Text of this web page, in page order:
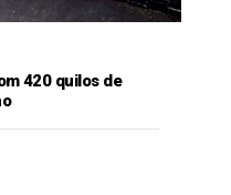
420 quilos de